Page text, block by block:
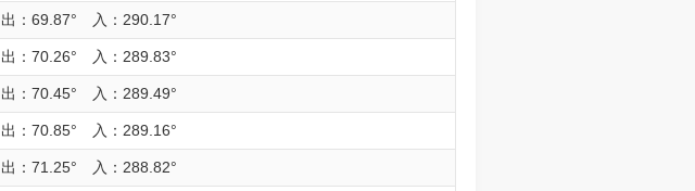
出：69.87° 入：290.17°
出：70.26° 入：289.83°
出：70.45° 入：289.49°
出：70.85° 入：289.16°
出：71.25° 入：288.82°